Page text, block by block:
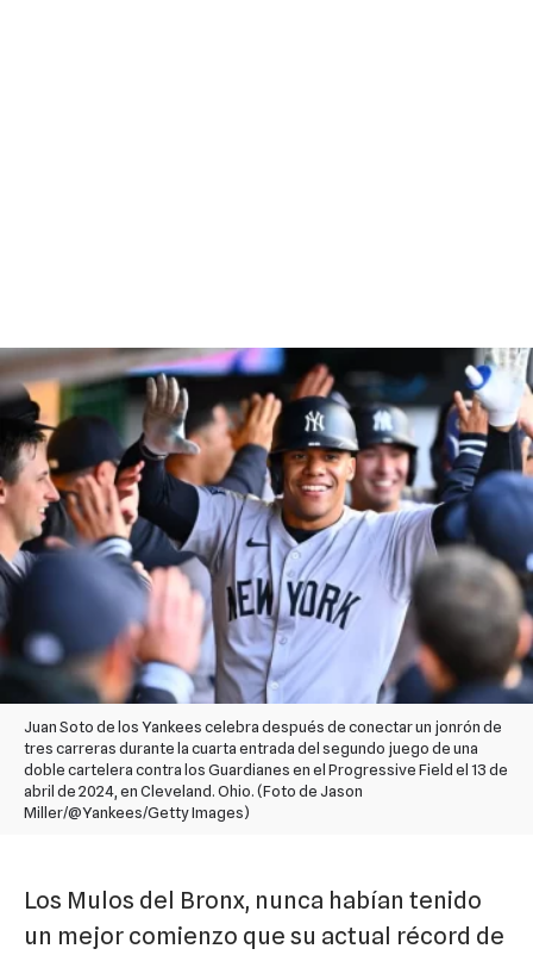
Juan Soto de los Yankees celebra después de conectar un jonrón de
tres carreras durante la cuarta entrada del segundo juego de una
doble cartelera contra los Guardianes en el Progressive Field el 13 de
abril de 2024, en Cleveland. Ohio. (Foto de Jason
Miller/@Yankees/Getty Images)
Los Mulos del Bronx, nunca habían tenido
un mejor comienzo que su actual récord de